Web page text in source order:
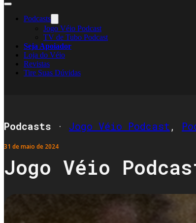
Podcasts
Jogo Véio Podcast
TV de Tubo Podcast
Seja Apoiador
Loja do Véio
Revistas
Tire Suas Dúvidas
Podcasts · Jogo Véio Podcast,
31 de maio de 2024
Jogo Véio